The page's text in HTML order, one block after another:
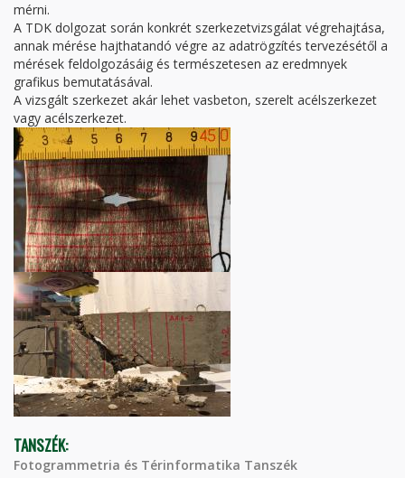
mérni.
A TDK dolgozat során konkrét szerkezetvizsgálat végrehajtása,
annak mérése hajthatandó végre az adatrögzítés tervezésétől a
mérések feldolgozásáig és természetesen az eredmnyek
grafikus bemutatásával.
A vizsgált szerkezet akár lehet vasbeton, szerelt acélszerkezet
vagy acélszerkezet.
TANSZÉK:
Fotogrammetria és Térinformatika Tanszék